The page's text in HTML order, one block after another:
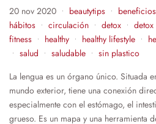
20 nov 2020 • beautytips • beneficios
hábitos
• circulación • detox • detox
fitness • healthy • healthy lifestyle •
• salud • saludable •
sin plastico
La lengua es un órgano único. Situada
mundo exterior, tiene una conexión
especialmente con el estómago, el
grueso. Es un mapa y una herramienta